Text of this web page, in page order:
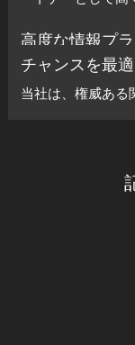
高度な情報プ
チャンスを最
当社は、権威ある
グを精度高く実
との出会いをサ